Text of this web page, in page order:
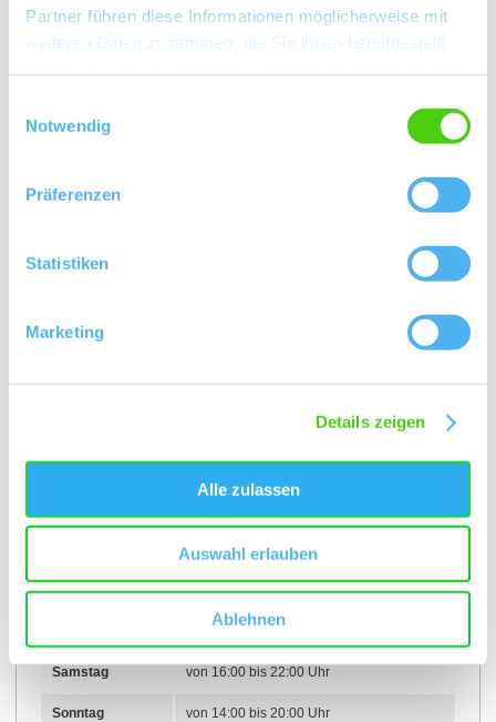
Partner führen diese Informationen möglicherweise mit
weiteren Daten zusammen, die Sie ihnen bereitgestellt
Notwendig
Präferenzen
Statistiken
Marketing
Details zeigen
Alle zulassen
Auswahl erlauben
Ablehnen
+ 1 weiteres
Öffnungszeiten
Öffnungszeiten
Samstag von 16:00 bis 22:00 Uhr
Sonntag von 14:00 bis 20:00 Uhr